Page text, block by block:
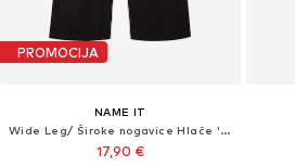
PROMOCIJA
NAME IT
Wide Leg/ Široke nogavice Hlače 'NKFNalinna'
17,90 €